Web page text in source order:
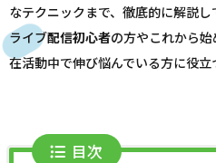
なテクニックまで、徹底的に解説し
ライブ配信初心者の方やこれから
在活動中で伸び悩んでいる方に役立
目次